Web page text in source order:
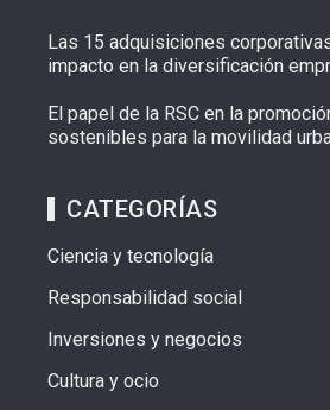
Las 15 adquisiciones
impacto en la diversificación
El papel de la RSC en la
sostenibles para la movilidad
CATEGORÍAS
Ciencia y tecnología
Responsabilidad social
Inversiones y negocios
Cultura y ocio